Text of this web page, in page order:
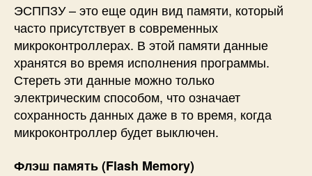
ЭСППЗУ – это еще один вид памяти, который
часто присутствует в современных
микроконтроллерах. В этой памяти данные
хранятся во время исполнения программы.
Стереть эти данные можно только
электрическим способом, что означает
сохранность данных даже в то время, когда
микроконтроллер будет выключен.
Флэш память (Flash Memory)